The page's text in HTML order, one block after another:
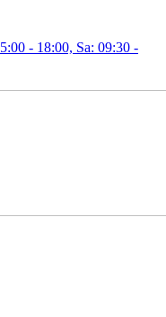
- 18:00, Sa: 09:30 -